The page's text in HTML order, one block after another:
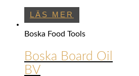
LÄS MER
Boska Food Tools
Boska Board Oil
BV